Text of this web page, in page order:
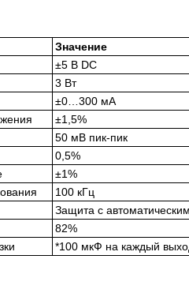
Значение
±5 В DC
3 Вт
±0…300 мА
±1,5%
50 мВ пик-пик
0,5%
±1%
100 кГц
Защита с
82%
*100 мкФ на каждый